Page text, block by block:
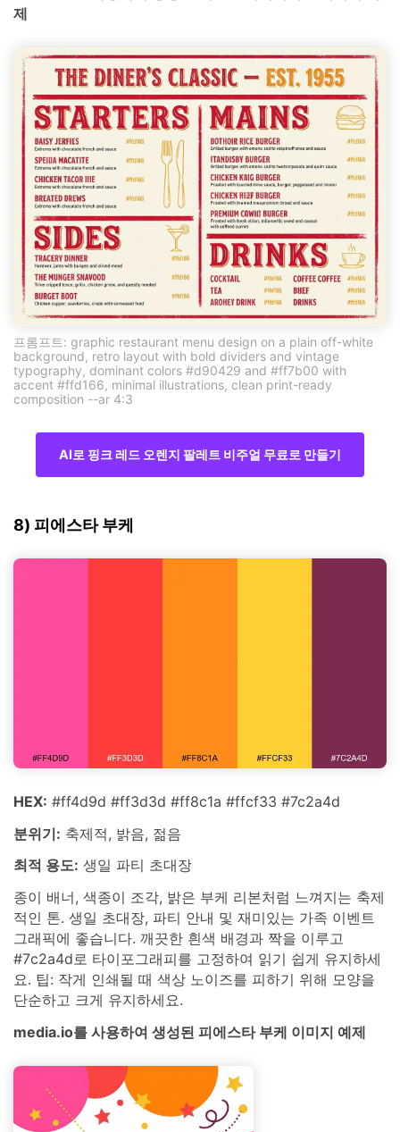
제
프롬프트: graphic restaurant menu design on a plain off-white
background, retro layout with bold dividers and vintage
typography, dominant colors #d90429 and #ff7b00 with
accent #ffd166, minimal illustrations, clean print-ready
composition --ar 4:3
AI로 핑크 레드 오렌지 팔레트 비주얼 무료로 만들기
8) 피에스타 부케
HEX: #ff4d9d #ff3d3d #ff8c1a #ffcf33 #7c2a4d
분위기: 축제적, 밝음, 젊음
최적 용도: 생일 파티 초대장
종이 배너, 색종이 조각, 밝은 부케 리본처럼 느껴지는 축제
적인 톤. 생일 초대장, 파티 안내 및 재미있는 가족 이벤트
그래픽에 좋습니다. 깨끗한 흰색 배경과 짝을 이루고
#7c2a4d로 타이포그래피를 고정하여 읽기 쉽게 유지하세
요. 팁: 작게 인쇄될 때 색상 노이즈를 피하기 위해 모양을
단순하고 크게 유지하세요.
media.io를 사용하여 생성된 피에스타 부케 이미지 예제